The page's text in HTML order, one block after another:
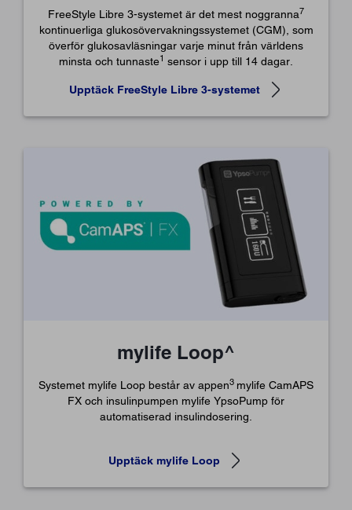
FreeStyle Libre 3-systemet är det mest noggranna7
kontinuerliga glukosövervakningssystemet (CGM), som
överför glukosavläsningar varje minut från världens
minsta och tunnaste1 sensor i upp till 14 dagar.
Upptäck FreeStyle Libre 3-systemet
mylife Loop^
Systemet mylife Loop består av appen3 mylife CamAPS
FX och insulinpumpen mylife YpsoPump för
automatiserad insulindosering.
Upptäck mylife Loop